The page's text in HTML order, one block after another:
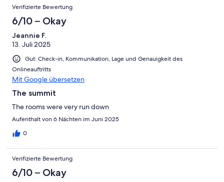
Schlecht
Ungenügend
Bewertungen
Verifizierte Bewertung
6/10 – Okay
Jeannie F.
13. Juli 2025
Gut: Check-in, Kommunikation, Lage und Genauigkeit des
Onlineauftritts
Mit Google übersetzen
The summit
The rooms were very run down
Aufenthalt von 6 Nächten im Juni 2025
0
Verifizierte Bewertung
6/10 – Okay